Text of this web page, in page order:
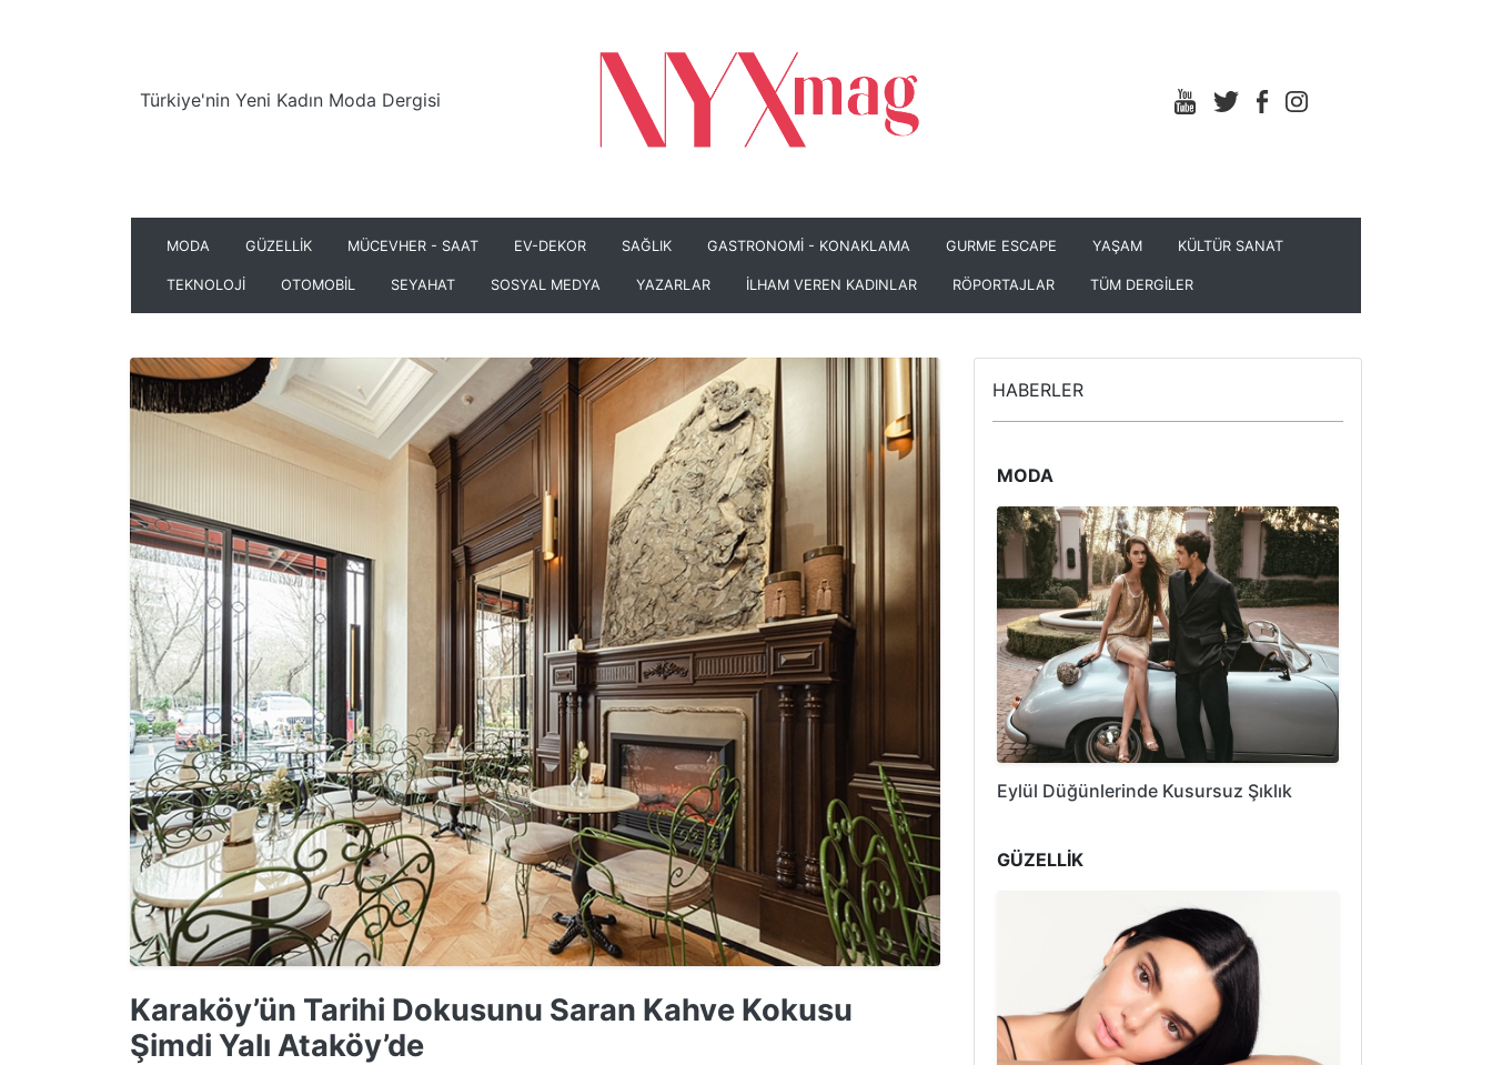
Türkiye'nin Yeni Kadın Moda Dergisi
MODA GÜZELLİK MÜCEVHER - SAAT EV-DEKOR SAĞLIK GASTRONOMİ - KONAKLAMA GURME ESCAPE YAŞAM KÜLTÜR SANAT
TEKNOLOJİ OTOMOBİL SEYAHAT SOSYAL MEDYA YAZARLAR İLHAM VEREN KADINLAR RÖPORTAJLAR TÜM DERGİLER
Karaköy’ün Tarihi Dokusunu Saran Kahve Kokusu
Şimdi Yalı Ataköy’de
HABERLER
MODA
Eylül Düğünlerinde Kusursuz Şıklık
GÜZELLİK